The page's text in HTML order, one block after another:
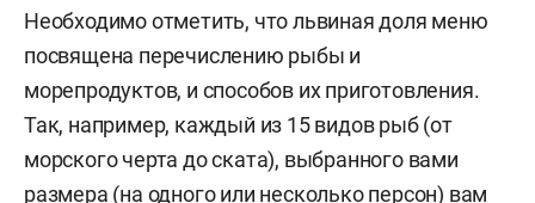
Необходимо отметить, что львиная доля меню
посвящена перечислению рыбы и
морепродуктов, и способов их приготовления.
Так, например, каждый из 15 видов рыб (от
морского черта до ската), выбранного вами
размера (на одного или несколько персон) вам